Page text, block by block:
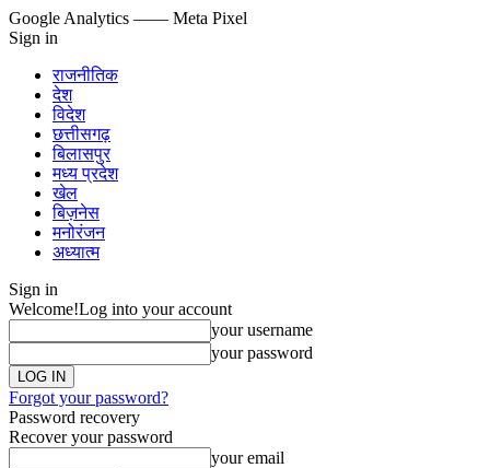
Google Analytics —— Meta Pixel
Sign in
राजनीतिक
देश
विदेश
छत्तीसगढ़
बिलासपुर
मध्य प्रदेश
खेल
बिज़नेस
मनोरंजन
अध्यात्म
Sign in
Welcome!Log into your account
your username
your password
Forgot your password?
Password recovery
Recover your password
your email